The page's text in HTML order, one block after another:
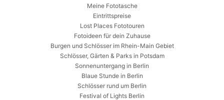
Meine Fototasche
Eintrittspreise
Lost Places Fototouren
Fotoideen für dein Zuhause
Burgen und Schlösser im Rhein-Main Gebiet
Schlösser, Gärten & Parks in Potsdam
Sonnenuntergang in Berlin
Blaue Stunde in Berlin
Schlösser rund um Berlin
Festival of Lights Berlin